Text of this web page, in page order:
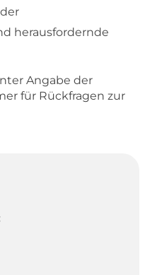
herausfordernde
Angabe der
für Rückfragen zur